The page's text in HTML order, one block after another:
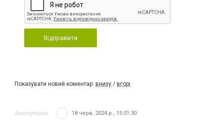
Відправити
Показувати новий коментар: внизу / вгорі
Anonymous 18 черв. 2024 р., 15:01:30